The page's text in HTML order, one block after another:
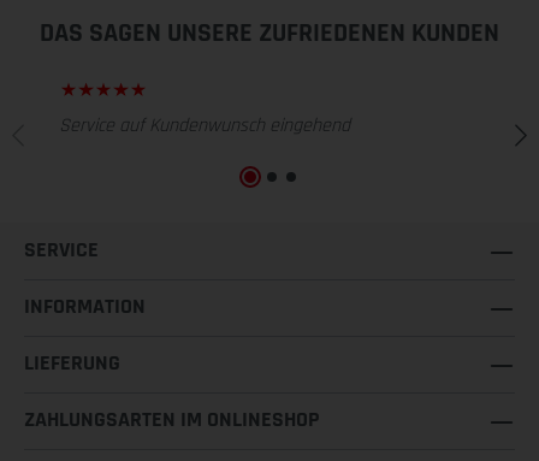
DAS SAGEN UNSERE ZUFRIEDENEN KUNDEN
Service auf Kundenwunsch eingehend
SERVICE
INFORMATION
LIEFERUNG
ZAHLUNGSARTEN IM ONLINESHOP